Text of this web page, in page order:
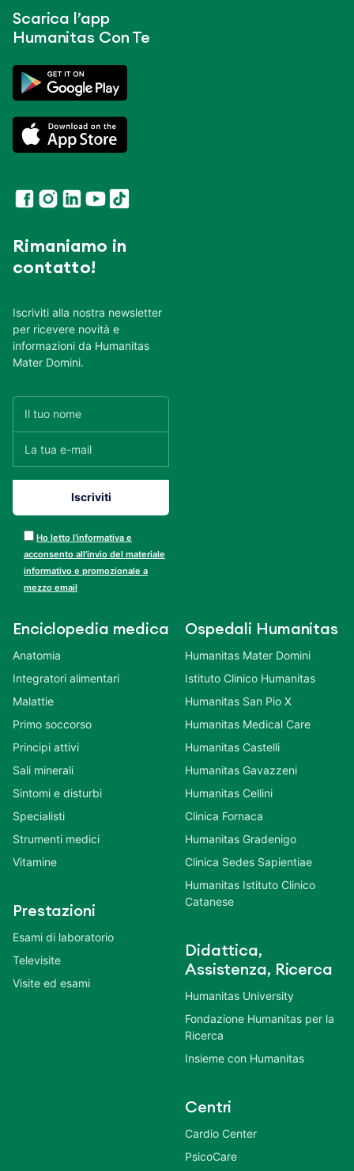
Scarica l’app
Humanitas Con Te
Rimaniamo in
contatto!
Iscriviti alla nostra newsletter
per ricevere novità e
informazioni da Humanitas
Mater Domini.
Ho letto l’informativa e
acconsento all’invio del materiale
informativo e promozionale a
mezzo email
Enciclopedia medica
Anatomia
Integratori alimentari
Malattie
Primo soccorso
Principi attivi
Sali minerali
Sintomi e disturbi
Specialisti
Strumenti medici
Vitamine
Prestazioni
Esami di laboratorio
Televisite
Visite ed esami
Ospedali Humanitas
Humanitas Mater Domini
Istituto Clinico Humanitas
Humanitas San Pio X
Humanitas Medical Care
Humanitas Castelli
Humanitas Gavazzeni
Humanitas Cellini
Clinica Fornaca
Humanitas Gradenigo
Clinica Sedes Sapientiae
Humanitas Istituto Clinico
Catanese
Didattica,
Assistenza, Ricerca
Humanitas University
Fondazione Humanitas per la
Ricerca
Insieme con Humanitas
Centri
Cardio Center
PsicoCare